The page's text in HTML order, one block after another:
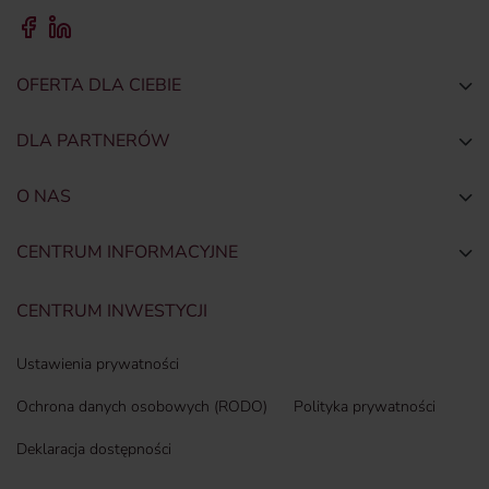
OFERTA DLA CIEBIE
DLA PARTNERÓW
O NAS
CENTRUM INFORMACYJNE
CENTRUM INWESTYCJI
Ustawienia prywatności
Ochrona danych osobowych (RODO) Polityka prywatności
Deklaracja dostępności